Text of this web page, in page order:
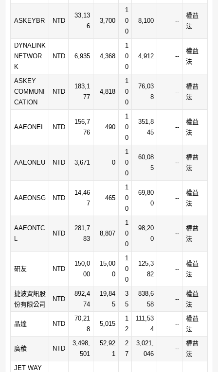
ASKEYBR NTD
33,13
6
3,700
1
0
0
8,100 --
權益
法
DYNALINK
NETWOR
K
NTD 6,935 4,368
1
0
0
4,912 --
權益
法
ASKEY
COMMUNI
CATION
NTD
183,1
77
4,818
1
0
0
76,03
8
--
權益
法
AAEONEI NTD
156,7
76
490
1
0
0
351,8
45
--
權益
法
AAEONEU NTD 3,671 0
1
0
0
60,08
5
--
權益
法
AAEONSG NTD
14,46
7
465
1
0
0
69,80
0
--
權益
法
AAEONTC
L
NTD
281,7
83
8,807
1
0
0
98,20
0
--
權益
法
研友 NTD
150,0
00
15,00
0
1
0
0
125,3
82
--
權益
法
捷波資訊股
份有限公司
NTD
892,4
74
19,84
5
3
5
838,6
58
--
權益
法
晶達 NTD
70,21
8
5,015
1
2
111,53
4
--
權益
法
廣積 NTD
3,498,
501
52,92
1
2
7
3,021,
046
--
權益
法
JET WAY